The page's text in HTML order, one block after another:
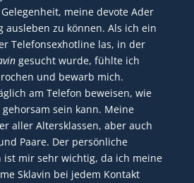
meine devote Ader
ausleben zu können. Als ich ein
Telefonsexhotline las, in der
gesucht wurde, fühlte ich
und bewarb mich.
am Telefon beweisen, wie
sein kann. Meine
aller Altersklassen, aber auch
Paare. Der persönliche
ist mir sehr wichtig, da ich meine
Sklavin bei jedem Kontakt